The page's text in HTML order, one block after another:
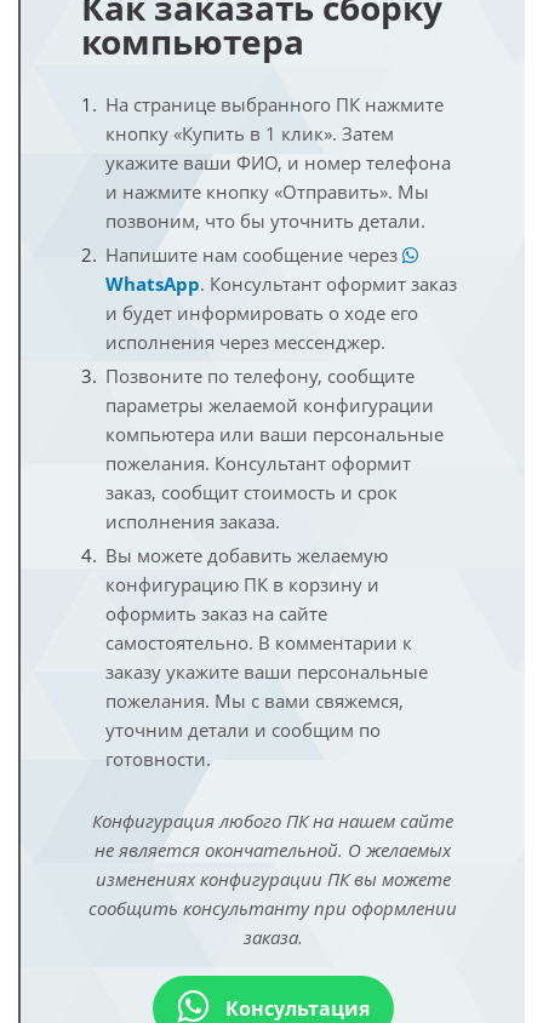
компьютера
На странице выбранного ПК нажмите
кнопку «Купить в 1 клик». Затем
укажите ваши ФИО, и номер телефона
и нажмите кнопку «Отправить». Мы
позвоним, что бы уточнить детали.
Напишите нам сообщение через
WhatsApp. Консультант оформит заказ
и будет информировать о ходе его
исполнения через мессенджер.
Позвоните по телефону, сообщите
параметры желаемой конфигурации
компьютера или ваши персональные
пожелания. Консультант оформит
заказ, сообщит стоимость и срок
исполнения заказа.
Вы можете добавить желаемую
конфигурацию ПК в корзину и
оформить заказ на сайте
самостоятельно. В комментарии к
заказу укажите ваши персональные
пожелания. Мы с вами свяжемся,
уточним детали и сообщим по
готовности.
Конфигурация любого ПК на нашем сайте
не является окончательной. О желаемых
изменениях конфигурации ПК вы можете
сообщить консультанту при оформлении
заказа.
Консультация